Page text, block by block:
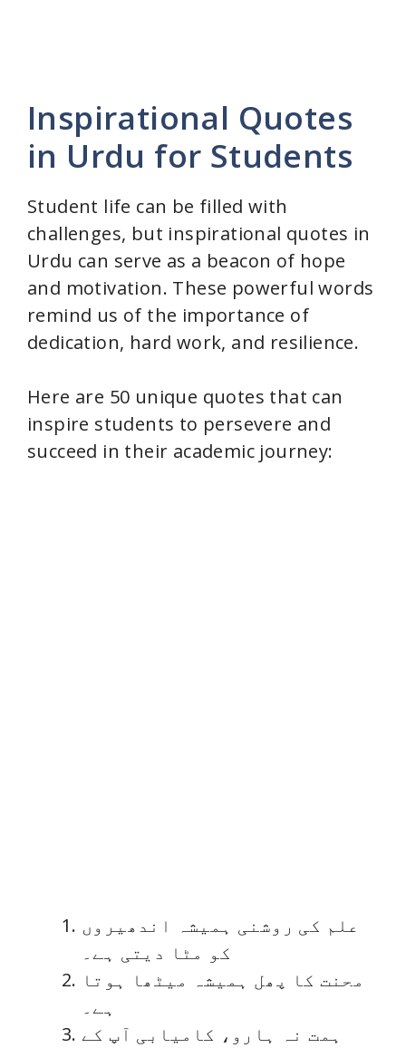
Inspirational Quotes
in Urdu for Students
Student life can be filled with
challenges, but inspirational quotes in
Urdu can serve as a beacon of hope
and motivation. These powerful words
remind us of the importance of
dedication, hard work, and resilience.
Here are 50 unique quotes that can
inspire students to persevere and
succeed in their academic journey:
علم کی روشنی ہمیشہ اندھیروں
کو مٹا دیتی ہے۔
محنت کا پھل ہمیشہ میٹھا ہوتا
ہے۔
ہمت نہ ہارو، کامیابی آپ کے